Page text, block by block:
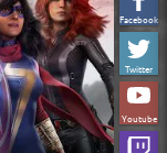
Facebook
Twitter
Youtube